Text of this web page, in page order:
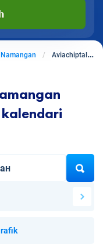
Namangan Aviachiptalar Nizhniy Novgoroddan Namanganga